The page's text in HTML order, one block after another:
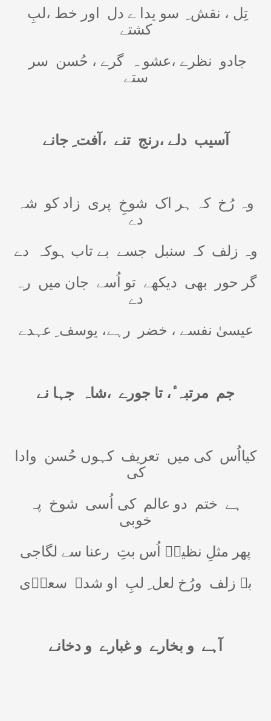
تِل ، نقش ِ
سو یدا ے دل
اور خط ،لبِ
کشتے
جادو
نظرے ،عشو ہ گرے ، حُسن سر
ستے
آسیب دلے ،رنج تنے ،آفت ِ جانے
وہ رُخ کہ ہر اک شوخِ پری زاد کو
شہ
دے
وہ زلف کہ سنبل جسے بے تاب ہوکہ
دے
گر حور
بھی دیکھے تو اُسے جان میں رہ
دے
عیسیٰ نفسے ، خضر
رہے، یوسف ِ عہدے
جم مرتبہ ٔ، تا جورے ،شاہ جہا نے
کیااُس کی میں تعریف کہوں حُسن وادا
کی
ہے ختم دو عالم کی اُسی شوخ پہ
خوبی
پھر مثلِ نظیرؔ اُس بتِ رعنا سے لگاجی
بے زلف ورُخ لعل ِ لبِ او شدہ سعدؔی
آہے و بخارے و غبارے و دخانے